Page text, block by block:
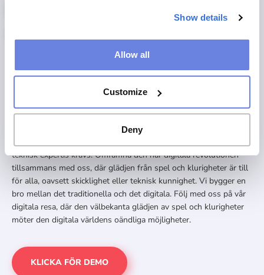
Show details
Allow all
Customize
Deny
Revolutionerande spel
och klurigheter
åldersgränser och fascinerat människor över hela världen. Genom
att utvecklas i takt med tiden har vi digitaliserat dessa tidlösa
och erbjuder varierande svårighetsgrader till både nybörjare och
Med ett intuitivt gränssnitt kan vem som helst dyka in – ingen
teknisk expertis krävs. Omfamna den här digitala revolutionen
tillsammans med oss, där glädjen från spel och klurigheter är till
för alla, oavsett skicklighet eller teknisk kunnighet. Vi bygger en
bro mellan det traditionella och det digitala. Följ med oss på vår
digitala resa, där den välbekanta glädjen av spel och klurigheter
möter den digitala världens oändliga möjligheter.
KLICKA FÖR DEMO